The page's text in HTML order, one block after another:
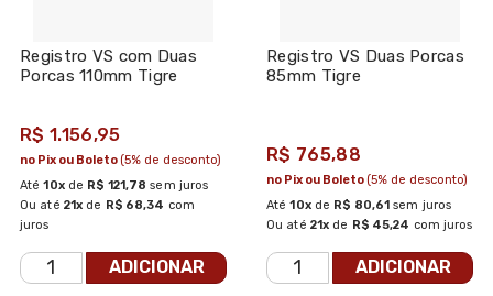
Registro VS com Duas
Porcas 110mm Tigre
R$ 1.156,95
Até10xde R$ 121,78 sem juros
Ou até 21x de R$ 68,34 com
juros
no Pix ou Boleto(5% de desconto)
ADICIONAR
Registro VS Duas Porcas
85mm Tigre
R$ 765,88
Até10xde R$ 80,61 sem juros
Ou até 21x de R$ 45,24 com juros
no Pix ou Boleto(5% de desconto)
ADICIONAR